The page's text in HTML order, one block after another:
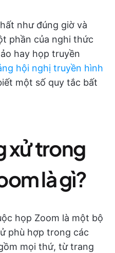
như đúng giờ và
phần của nghi thức
hay họp truyền
hội nghị truyền hình
một số quy tắc bất
xử trong
là gì?
họp Zoom là một bộ
phù hợp trong các
mọi thứ, từ trang